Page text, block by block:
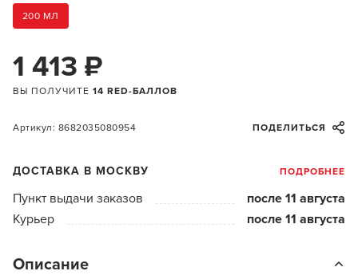
200 МЛ
1 413 ₽
ВЫ ПОЛУЧИТЕ 14 RED-БАЛЛОВ
Артикул: 8682035080954 ПОДЕЛИТЬСЯ
ДОСТАВКА В МОСКВУ ПОДРОБНЕЕ
Пункт выдачи заказов
после 11 августа
Курьер
после 11 августа
Описание